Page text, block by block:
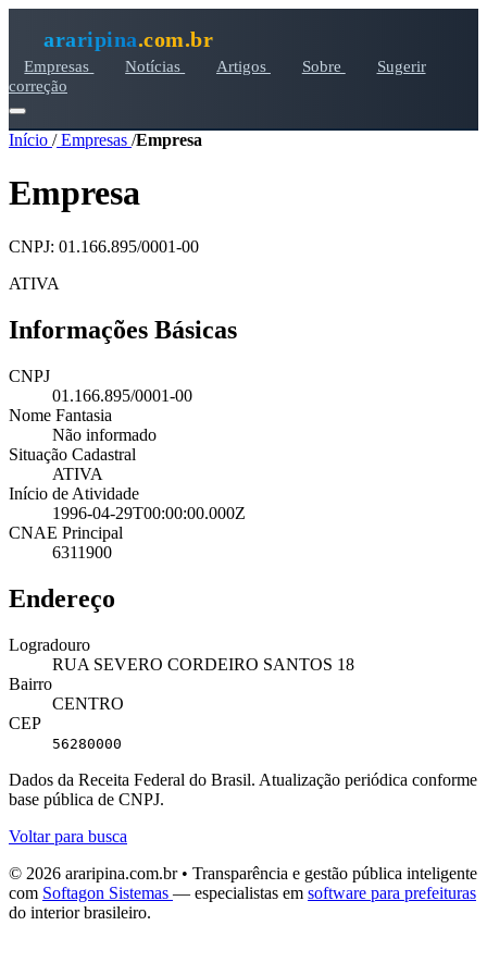
araripina.com.br
Empresas Notícias Artigos Sobre
Sugerir
correção
Início /Empresas /Empresa
Empresa
CNPJ: 01.166.895/0001-00
ATIVA
Informações Básicas
CNPJ
01.166.895/0001-00
Nome Fantasia
Não informado
Situação Cadastral
ATIVA
Início de Atividade
1996-04-29T00:00:00.000Z
CNAE Principal
6311900
Endereço
Logradouro
RUA SEVERO CORDEIRO SANTOS 18
Bairro
CENTRO
CEP
56280000
Dados da Receita Federal do Brasil. Atualização periódica conforme
base pública de CNPJ.
Voltar para busca
© 2026 araripina.com.br • Transparência e gestão pública inteligente
com Softagon Sistemas — especialistas em software para prefeituras
do interior brasileiro.